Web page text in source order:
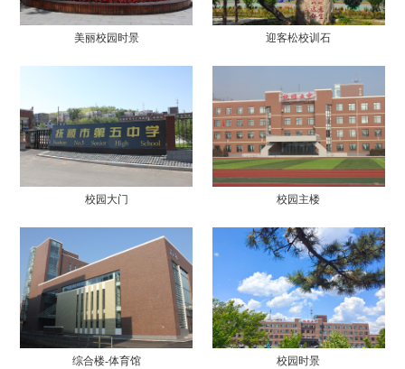
美丽校园时景 迎客松校训石
校园大门 校园主楼
综合楼-体育馆 校园时景